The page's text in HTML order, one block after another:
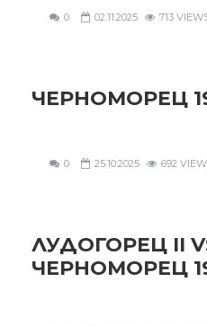
0 02.11.2025 713
ЧЕРНОМОРЕЦ
0 25.10.2025 692
ЛУДОГОРЕЦ II
ЧЕРНОМОРЕЦ